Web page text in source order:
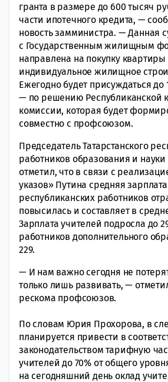
гранта в размере до 600 тысяч
части ипотечного кредита, —
новость замминистра. — Данная
с Государственным жилищным
направлена на покупку квартиры
индивидуальное жилищное
Ежегодно будет присуждаться до
— по решению Республиканской
комиссии, которая будет
совместно с профсоюзом.
Председатель Татарстанского
работников образования и науки
отметил, что в связи с
указов» Путина средняя зарплата
республиканских работников
повысилась и составляет в
Зарплата учителей подросла до
работников дополнительного
229.
— И нам важно сегодня не
только лишь развивать, —
рескома профсоюзов.
По словам Юрия Прохорова, в
планируется привести в
законодательством тарифную
учителей до 70% от общего
на сегодняшний день оклад